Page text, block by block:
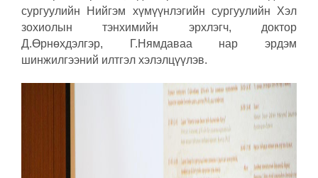
сургуулийн Нийгэм хүмүүнлэгийн сургуулийн Хэл
зохиолын тэнхимийн эрхлэгч, доктор
Д.Өрнөхдэлгэр, Г.Нямдаваа нар эрдэм
шинжилгээний илтгэл хэлэлцүүлэв.